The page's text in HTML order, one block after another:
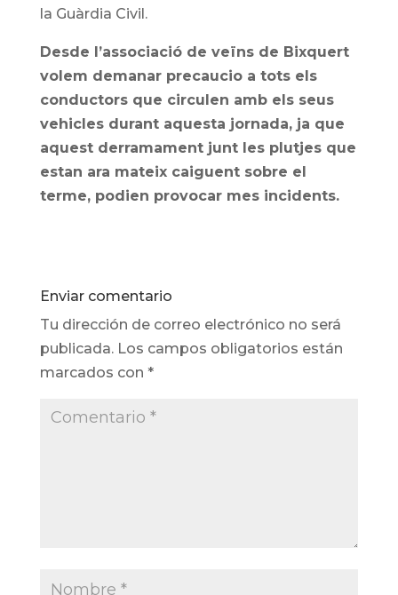
la Guàrdia Civil.
Desde l’associació de veïns de Bixquert
volem demanar precaucio a tots els
conductors que circulen amb els seus
vehicles durant aquesta jornada, ja que
aquest derramament junt les plutjes que
estan ara mateix caiguent sobre el
terme, podien provocar mes incidents.
Enviar comentario
Tu dirección de correo electrónico no será
publicada. Los campos obligatorios están
marcados con *